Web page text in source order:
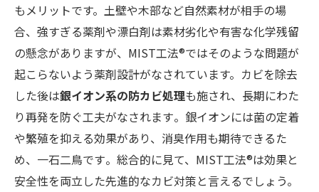
もメリットです。土壁や木部など自然素材が相手の場
合、強すぎる薬剤や漂白剤は素材劣化や有害な化学残留
の懸念がありますが、MIST工法®ではそのような問題が
起こらないよう薬剤設計がなされています。カビを除去
した後は銀イオン系の防カビ処理も施され、長期にわた
り再発を防ぐ工夫がなされます​。銀イオンには菌の定着
や繁殖を抑える効果があり、消臭作用も期待できるた
め、一石二鳥です​。総合的に見て、MIST工法®は効果と
安全性を両立した先進的なカビ対策と言えるでしょう。